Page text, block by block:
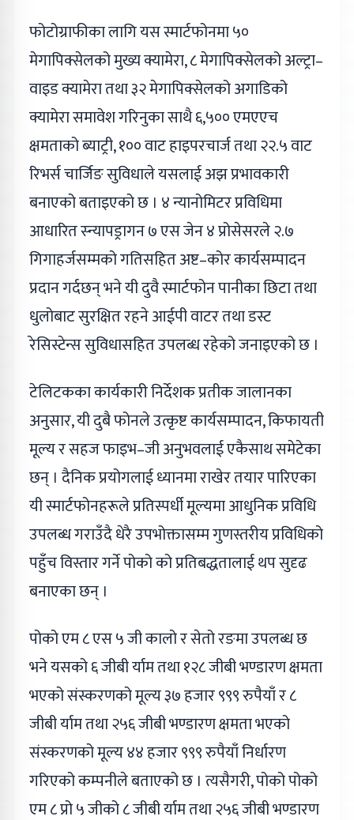
फोटोग्राफीका लागि यस स्मार्टफोनमा ५०
मेगापिक्सेलको मुख्य क्यामेरा, ८ मेगापिक्सेलको अल्ट्रा–
वाइड क्यामेरा तथा ३२ मेगापिक्सेलको अगाडिको
क्यामेरा समावेश गरिनुका साथै ६,५०० एमएएच
क्षमताको ब्याट्री, १०० वाट हाइपरचार्ज तथा २२.५ वाट
रिभर्स चार्जिङ सुविधाले यसलाई अझ प्रभावकारी
बनाएको बताइएको छ । ४ न्यानोमिटर प्रविधिमा
आधारित स्न्यापड्रागन ७ एस जेन ४ प्रोसेसरले २.७
गिगाहर्जसम्मको गतिसहित अष्ट–कोर कार्यसम्पादन
प्रदान गर्दछन् भने यी दुवै स्मार्टफोन पानीका छिटा तथा
धुलोबाट सुरक्षित रहने आईपी वाटर तथा डस्ट
रेसिस्टेन्स सुविधासहित उपलब्ध रहेको जनाइएको छ ।
टेलिटकका कार्यकारी निर्देशक प्रतीक जालानका
अनुसार, यी दुबै फोनले उत्कृष्ट कार्यसम्पादन, किफायती
मूल्य र सहज फाइभ–जी अनुभवलाई एकैसाथ समेटेका
छन् । दैनिक प्रयोगलाई ध्यानमा राखेर तयार पारिएका
यी स्मार्टफोनहरूले प्रतिस्पर्धी मूल्यमा आधुनिक प्रविधि
उपलब्ध गराउँदै धेरै उपभोक्तासम्म गुणस्तरीय प्रविधिको
पहुँच विस्तार गर्ने पोको को प्रतिबद्धतालाई थप सुदृढ
बनाएका छन् ।
पोको एम ८ एस ५ जी कालो र सेतो रङमा उपलब्ध छ
भने यसको ६ जीबी र्याम तथा १२८ जीबी भण्डारण क्षमता
भएको संस्करणको मूल्य ३७ हजार ९९९ रुपैयाँ र ८
जीबी र्याम तथा २५६ जीबी भण्डारण क्षमता भएको
संस्करणको मूल्य ४४ हजार ९९९ रुपैयाँ निर्धारण
गरिएको कम्पनीले बताएको छ । त्यसैगरी, पोको पोको
एम ८ प्रो ५ जीको ८ जीबी र्याम तथा २५६ जीबी भण्डारण